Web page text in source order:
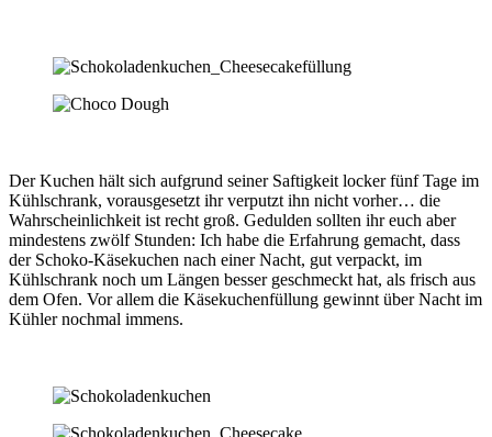
Der Kuchen hält sich aufgrund seiner Saftigkeit locker fünf Tage im
Kühlschrank, vorausgesetzt ihr verputzt ihn nicht vorher… die
Wahrscheinlichkeit ist recht groß. Gedulden sollten ihr euch aber
mindestens zwölf Stunden: Ich habe die Erfahrung gemacht, dass
der Schoko-Käsekuchen nach einer Nacht, gut verpackt, im
Kühlschrank noch um Längen besser geschmeckt hat, als frisch aus
dem Ofen. Vor allem die Käsekuchenfüllung gewinnt über Nacht im
Kühler nochmal immens.